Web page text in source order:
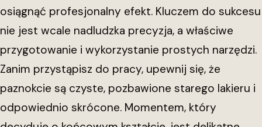
osiągnąć profesjonalny efekt. Kluczem do sukcesu
nie jest wcale nadludzka precyzja, a właściwe
przygotowanie i wykorzystanie prostych narzędzi.
Zanim przystąpisz do pracy, upewnij się, że
paznokcie są czyste, pozbawione starego lakieru i
odpowiednio skrócone. Momentem, który